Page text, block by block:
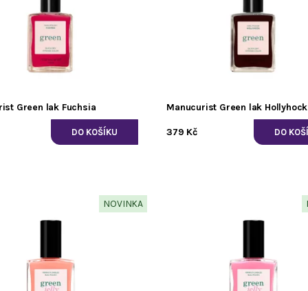
Green lak Fuchsia Manucurist Green lak Hollyhock
379 Kč
NOVINKA